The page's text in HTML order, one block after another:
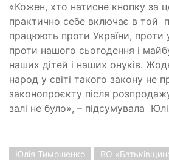
«Кожен, хто натисне кнопку за
практично себе включає в той
працюють проти України, проти
проти нашого сьогодення і
наших дітей і наших онуків.
народ у світі такого закону не
законопроєкту після
залі не було», – підсумувала
Юлія Тимошенко
ВО